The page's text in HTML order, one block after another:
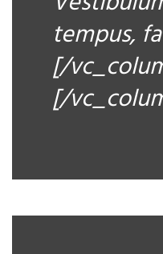
tempus,
[/
[/